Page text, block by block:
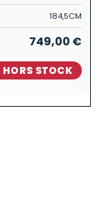
184,5CM
749,00 €
HORS STOCK